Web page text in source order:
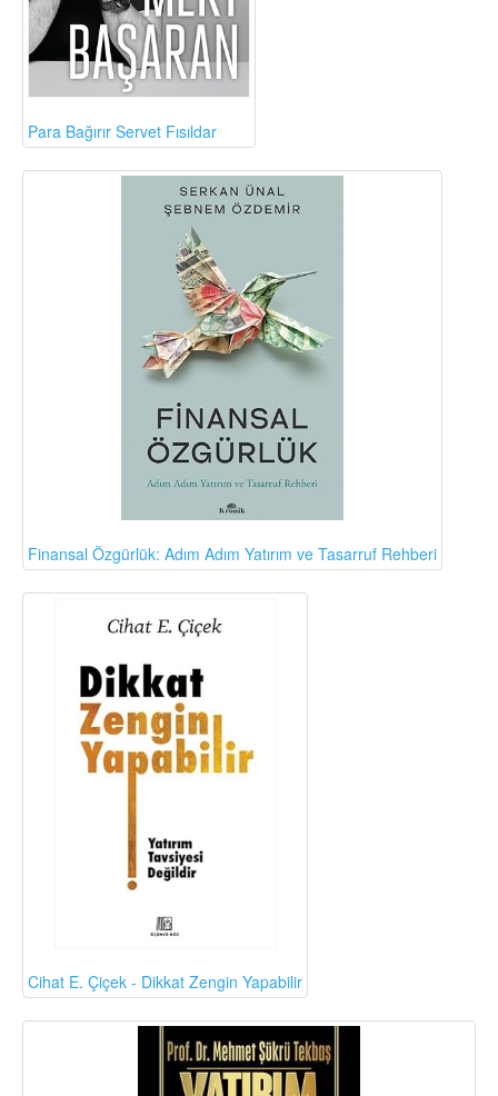
Para Bağırır Servet Fısıldar
Finansal Özgürlük: Adım Adım Yatırım ve Tasarruf Rehberi
Cihat E. Çiçek - Dikkat Zengin Yapabilir